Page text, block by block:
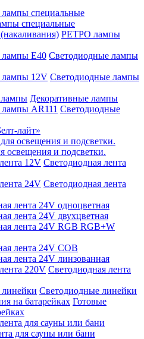
специальные
РЕТРО лампы
Светодиодные лампы
Светодиодные лампы
Декоративные лампы
Светодиодные
лайт»
освещения и подсветки.
Светодиодная лента
Светодиодная лента
лента 24V одноцветная
лента 24V двухцветная
лента 24V RGB RGB+W
лента 24V COB
лента 24V линзованная
Светодиодная лента
Светодиодные линейки
Готовые
для сауны или бани